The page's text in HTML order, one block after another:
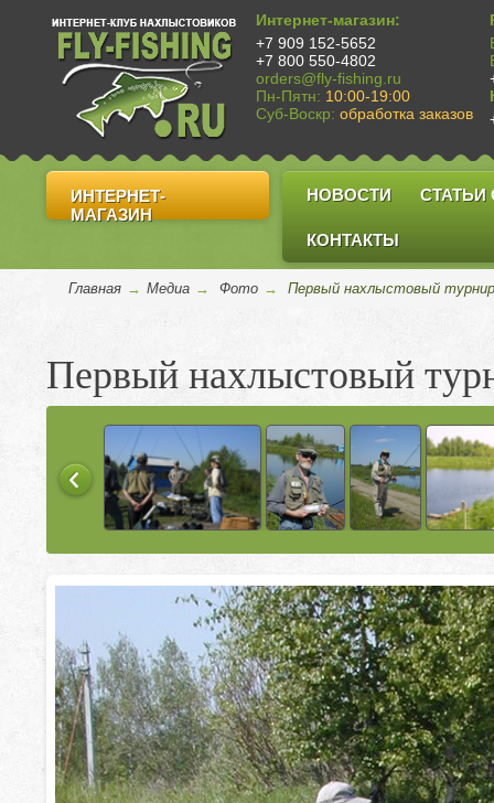
Интернет-магазин:
+7 909 152-5652
+7 800 550-4802
orders@fly-fishing.ru
Пн-Пятн: 10:00-19:00
Суб-Воскр: обработка заказов
ИНТЕРНЕТ-
МАГАЗИН
НОВОСТИ СТАТЬИ
КОНТАКТЫ
Главная → Медиа → Фото → Первый нахлыстовый
Первый нахлыстовый